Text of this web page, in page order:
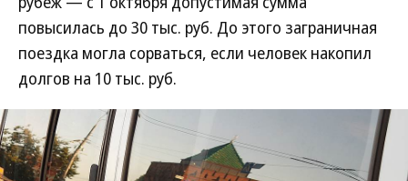
повысилась до 30 тыс. руб. До этого заграничная
поездка могла сорваться, если человек накопил
долгов на 10 тыс. руб.